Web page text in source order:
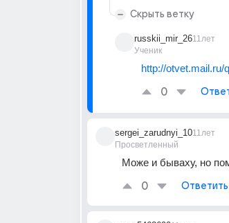
Скрыть ветку
russkii_mir_26
Ученик
11лет
http://otvet.mail.ru/
0
sergei_zarudnyi_10
Просветленный
11лет
Може и бываху, но
0 Ответить